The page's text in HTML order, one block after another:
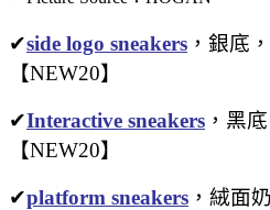
✔side logo sneakers ，銀底
【NEW20】
✔Interactive sneakers ，黑
【NEW20】
✔platform sneakers ，絨面